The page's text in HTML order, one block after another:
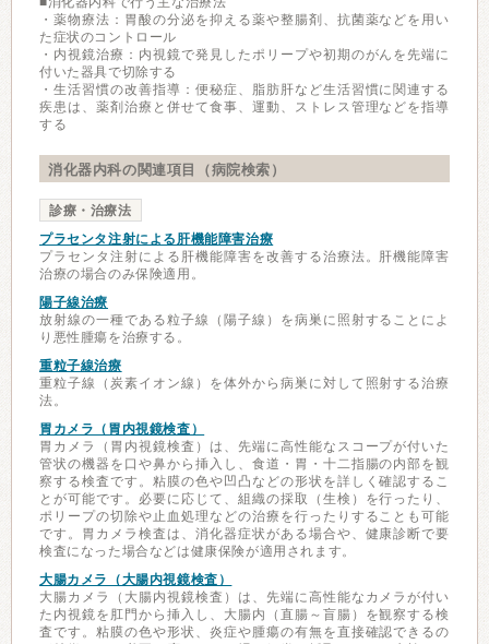
・薬物療法：胃酸の分泌を抑える薬や整腸剤、抗菌薬などを用い
た症状のコントロール
・内視鏡治療：内視鏡で発見したポリープや初期のがんを先端に
付いた器具で切除する
・生活習慣の改善指導：便秘症、脂肪肝など生活習慣に関連する
疾患は、薬剤治療と併せて食事、運動、ストレス管理などを指導
する
消化器内科の関連項目（病院検索）
診療・治療法
プラセンタ注射による肝機能障害治療
プラセンタ注射による肝機能障害を改善する治療法。肝機能障害
治療の場合のみ保険適用。
陽子線治療
放射線の一種である粒子線（陽子線）を病巣に照射することによ
り悪性腫瘍を治療する。
重粒子線治療
重粒子線（炭素イオン線）を体外から病巣に対して照射する治療
法。
胃カメラ（胃内視鏡検査）
胃カメラ（胃内視鏡検査）は、先端に高性能なスコープが付いた
管状の機器を口や鼻から挿入し、食道・胃・十二指腸の内部を観
察する検査です。粘膜の色や凹凸などの形状を詳しく確認するこ
とが可能です。必要に応じて、組織の採取（生検）を行ったり、
ポリープの切除や止血処理などの治療を行ったりすることも可能
です。胃カメラ検査は、消化器症状がある場合や、健康診断で要
検査になった場合などは健康保険が適用されます。
大腸カメラ（大腸内視鏡検査）
大腸カメラ（大腸内視鏡検査）は、先端に高性能なカメラが付い
た内視鏡を肛門から挿入し、大腸内（直腸～盲腸）を観察する検
査です。粘膜の色や形状、炎症や腫瘍の有無を直接確認できるの